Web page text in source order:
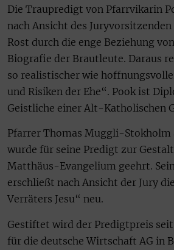
Die Traupredigt von Pfarrvikarin
nach Ansicht des
Rost durch die enge Beziehung
Biografie der Brautleute. Daraus
so realistischer wie
und Risiken der Ehe“. Pook ist
Geistliche einer Alt-Katholischen
Pfarrer Thomas Muggli-Stokholm
wurde für seine Predigt zur
Matthäus-Evangelium geehrt.
erschließt nach Ansicht der Jury
Verräters Jesu“ neu.
Gestiftet wird der Predigtpreis
für die deutsche Wirtschaft AG in